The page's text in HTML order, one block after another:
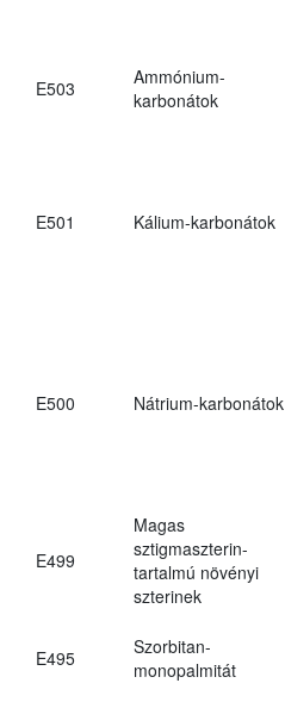
E503
Ammónium-
karbonátok
E501 Kálium-karbonátok
E500 Nátrium-karbonátok
E499
Magas
sztigmaszterin-
tartalmú növényi
szterinek
E495
Szorbitan-
monopalmitát